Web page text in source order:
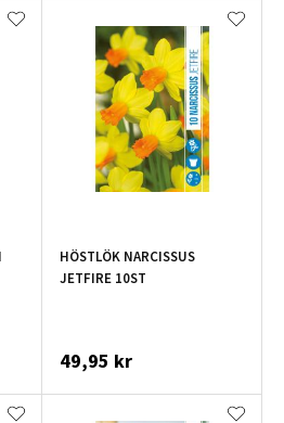
HÖSTLÖK NARCISSUS
JETFIRE 10ST
49,95 kr